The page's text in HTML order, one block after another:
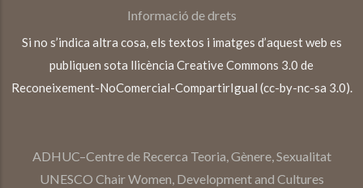
Informació de drets
Si no s’indica altra cosa, els textos i imatges d’aquest web es
publiquen sota llicència Creative Commons 3.0 de
Reconeixement-NoComercial-CompartirIgual (cc-by-nc-sa 3.0).
ADHUC–Centre de Recerca Teoria, Gènere, Sexualitat
UNESCO Chair Women, Development and Cultures